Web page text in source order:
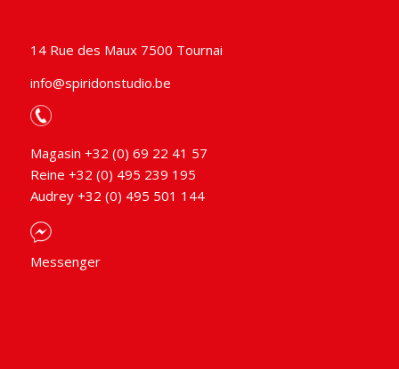
14 Rue des Maux 7500 Tournai
info@spiridonstudio.be
Magasin +32 (0) 69 22 41 57
Reine +32 (0) 495 239 195
Audrey +32 (0) 495 501 144
Messenger